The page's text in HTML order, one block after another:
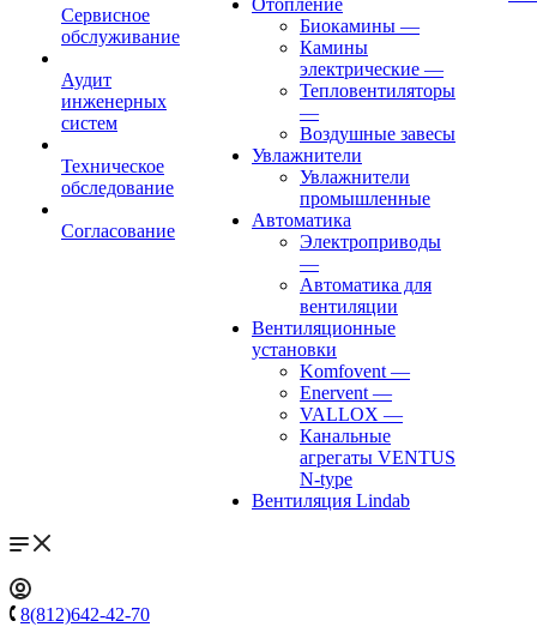
Сервисное
обслуживание
Аудит
инженерных
систем
Техническое
обследование
Согласование
Отопление
Биокамины —
Камины
электрические —
Тепловентиляторы
—
Воздушные завесы
Увлажнители
Увлажнители
промышленные
Автоматика
Электроприводы
—
Автоматика для
вентиляции
Вентиляционные
установки
Komfovent —
Enervent —
VALLOX —
Канальные
агрегаты VENTUS
N-type
Вентиляция Lindab
8(812)642-42-70